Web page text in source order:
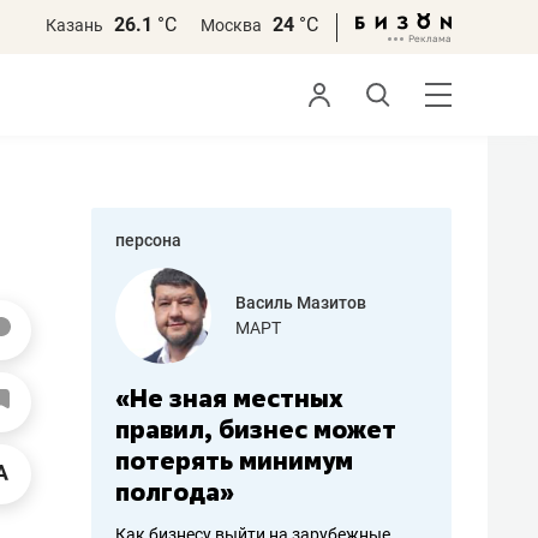
Казань 26.1 °С Москва 24 °С
персона
работа
Василь Мазитов
МАРТ
«Не зная местных
правил, бизнес может
потерять минимум
полгода»